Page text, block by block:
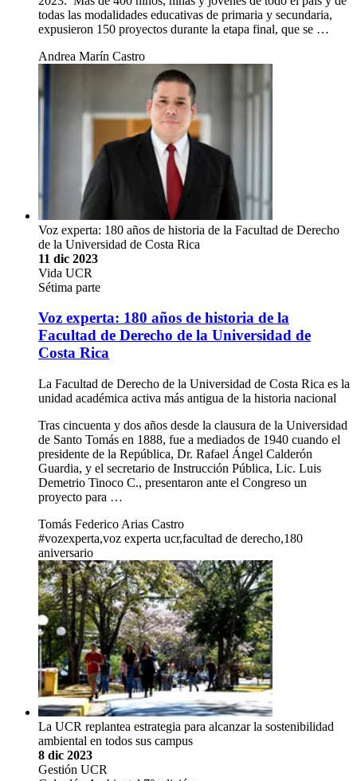
todas las modalidades educativas de primaria y secundaria,
expusieron 150 proyectos durante la etapa final, que se …
Andrea Marín Castro
Voz experta: 180 años de historia de la Facultad de Derecho
de la Universidad de Costa Rica
11 dic 2023
Vida UCR
Sétima parte
Voz experta: 180 años de historia de la
Facultad de Derecho de la Universidad de
Costa Rica
La Facultad de Derecho de la Universidad de Costa Rica es la
unidad académica activa más antigua de la historia nacional
Tras cincuenta y dos años desde la clausura de la Universidad
de Santo Tomás en 1888, fue a mediados de 1940 cuando el
presidente de la República, Dr. Rafael Ángel Calderón
Guardia, y el secretario de Instrucción Pública, Lic. Luis
Demetrio Tinoco C., presentaron ante el Congreso un
proyecto para …
Tomás Federico Arias Castro
#vozexperta,voz experta ucr,facultad de derecho,180
aniversario
La UCR replantea estrategia para alcanzar la sostenibilidad
ambiental en todos sus campus
8 dic 2023
Gestión UCR